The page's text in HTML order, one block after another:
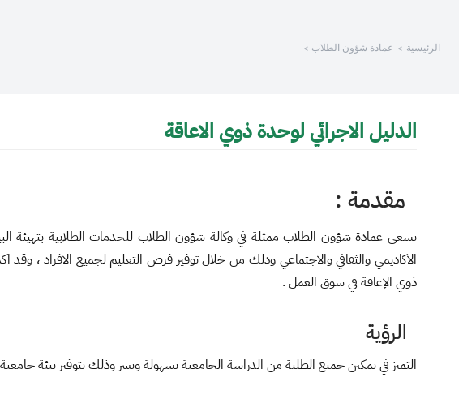
الرئيسية عمادة شؤون الطلاب
الدليل الاجرائي لوحدة ذوي الاعاقة
مقدمة :
تسعى عمادة شؤون الطلاب ممثلة في وكالة شؤون الطلاب للخدمات الطلابية بتهيئة
ذوي الإعاقة في سوق العمل .
الرؤية
التميز في تمكين جميع الطلبة من الدراسة الجامعية بسهولة ويسر وذلك بتوفير بيئة